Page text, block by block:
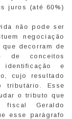
juros (até 60%)
não pode ser
negociação
decorram de
de conceitos
e
cujo resultado
Esse
o tributo que
Geraldo
esse parágrafo